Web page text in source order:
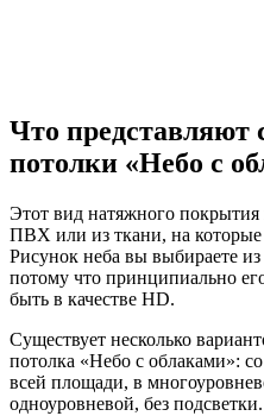
Что представляют
потолки «Небо с
Этот вид натяжного покрытия
ПВХ или из ткани, на которые
Рисунок неба вы выбираете
потому что принципиально
быть в качестве HD.
Существует несколько
потолка «Небо с облаками»:
всей площади, в
одноуровневой, без подсветки.